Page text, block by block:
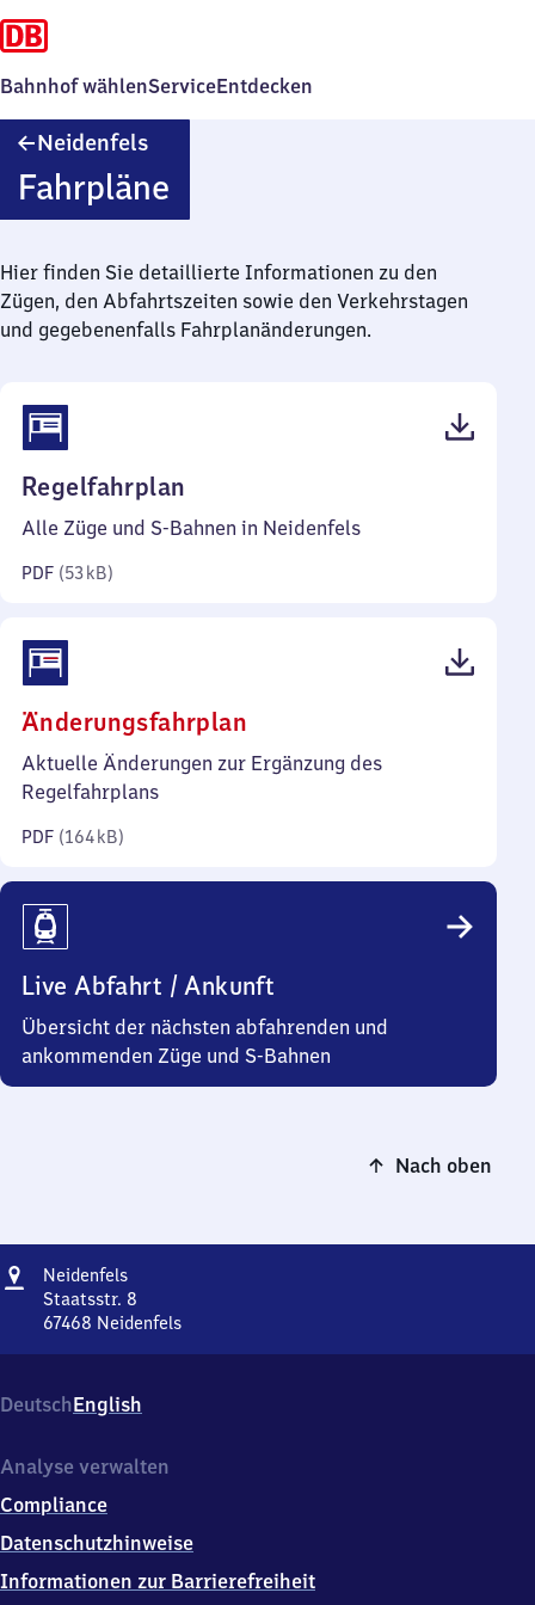
Bahnhof wählenServiceEntdecken
Neidenfels
Fahrpläne
Hier finden Sie detaillierte Informationen zu den
Zügen, den Abfahrtszeiten sowie den Verkehrstagen
und gegebenenfalls Fahrplanänderungen.
Regelfahrplan
53
Alle Züge und S-Bahnen in Neidenfels
PDF (53 kB)
Änderungsfahrplan
164
Aktuelle Änderungen zur Ergänzung des
Regelfahrplans
PDF (164 kB)
Live Abfahrt / Ankunft
Übersicht der nächsten abfahrenden und
ankommenden Züge und S-Bahnen
Nach oben
Adresse
NeidenfelsNeidenfels
Staatsstr. 8
67468 Neidenfels
8,
6
4
8
Neidenfels
DeutschEnglish
Analyse verwalten
Compliance
Datenschutzhinweise
Informationen zur Barrierefreiheit